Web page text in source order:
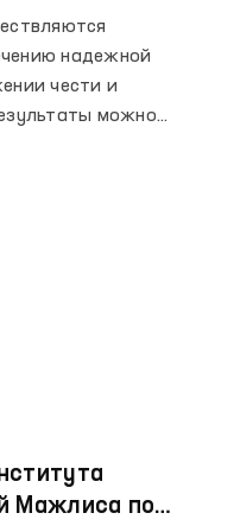
надежной
чести и
можно
годы высоких
Мажлиса по